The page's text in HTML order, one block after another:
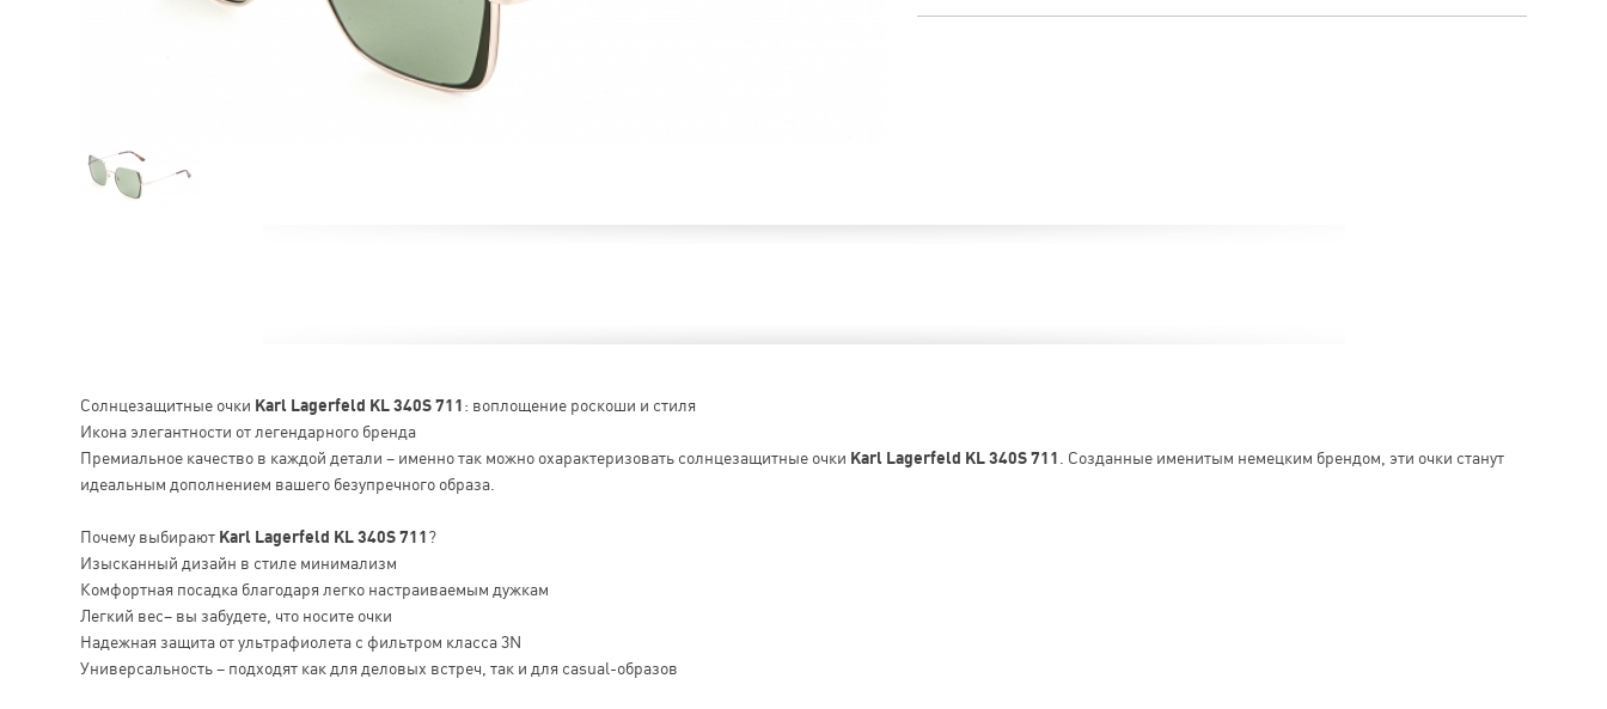
Солнцезащитные очки Karl Lagerfeld KL 340S 711: воплощение роскоши и стиля
Икона элегантности от легендарного бренда
Премиальное качество в каждой детали – именно так можно охарактеризовать солнцезащитные очки Karl Lagerfeld KL 340S 711 . Созданные именитым немецким брендом, эти очки станут
идеальным дополнением вашего безупречного образа.
Почему выбирают Karl Lagerfeld KL 340S 711?
Изысканный дизайн в стиле минимализм
Комфортная посадка благодаря легко настраиваемым дужкам
Легкий вес– вы забудете, что носите очки
Надежная защита от ультрафиолета с фильтром класса 3N
Универсальность – подходят как для деловых встреч, так и для casual-образов